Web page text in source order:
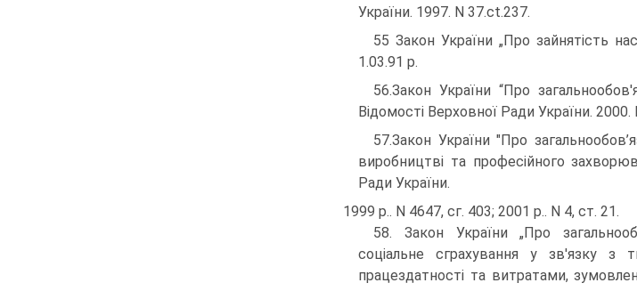
України. 1997. N 37.ct.237.
55 Закон України „Про зайнятість
1.03.91 р.
56.Закон України “Про
Відомості Верховної Ради України. 2000.
57.Закон України "Про
виробництві та професійного
Ради України.
1999 р.. N 4647, сг. 403; 2001 р.. N 4, ст. 21.
58. Закон України „Про
соціальне сграхування у зв'язку з
працездатності та витратами,